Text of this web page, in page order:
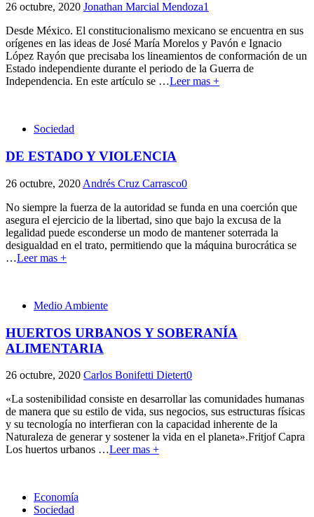
26 octubre, 2020 Jonathan Marcial Mendoza1
Desde México. El constitucionalismo mexicano se encuentra en sus
orígenes en las ideas de José María Morelos y Pavón e Ignacio
López Rayón que precisaba los lineamientos de conformación de un
Estado independiente durante el periodo de la Guerra de
Independencia. En este artículo se …Leer mas +
Sociedad
DE ESTADO Y VIOLENCIA
26 octubre, 2020 Andrés Cruz Carrasco0
No siempre la fuerza de la autoridad se funda en una coerción que
asegura el ejercicio de la libertad, sino que bajo la excusa de la
legalidad puede esconderse un modo de mantener soterrada la
desigualdad en el trato, permitiendo que la máquina burocrática se
…Leer mas +
Medio Ambiente
HUERTOS URBANOS Y SOBERANÍA
ALIMENTARIA
26 octubre, 2020 Carlos Bonifetti Dietert0
«La sostenibilidad consiste en desarrollar las comunidades humanas
de manera que su estilo de vida, sus negocios, sus estructuras físicas
y su tecnología no interfieran con la capacidad inherente de la
Naturaleza de generar y sostener la vida en el planeta».Fritjof Capra
Los huertos urbanos …Leer mas +
Economía
Sociedad